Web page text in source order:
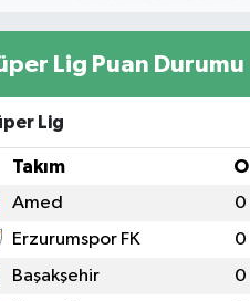
Lig Puan Durumu
Lig
Takım O
Amed 0
Erzurumspor FK 0
Başakşehir 0